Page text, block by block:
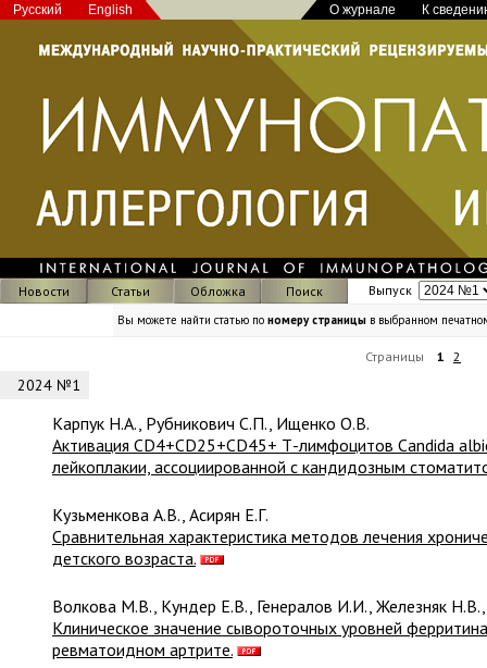
Русский English О журнале К
Новости Статьи Обложка Поиск Выпуск
Вы можете найти статью по номеру страницы в выбранном
Страницы 1 2
2024 №1
Карпук Н.А., Рубникович С.П., Ищенко О.В.
Активация СD4+CD25+CD45+ Т-лимфоцитов Candida
лейкоплакии, ассоциированной с кандидозным
Кузьменкова А.В., Асирян Е.Г.
Сравнительная характеристика методов лечения
детского возраста.
Волкова М.В., Кундер Е.В., Генералов И.И., Железняк Н.В.,
Клиническое значение сывороточных уровней
ревматоидном артрите.